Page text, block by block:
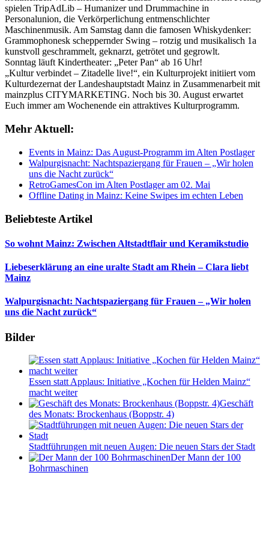
spielen TripAdLib – Humanizer und Drummachine in
Personalunion, die Verkörperlichung entmenschlichter
Maschinenmusik. Am Samstag dann die famosen Whiskydenker:
Grammophonesk scheppernder Swing – rotzig und musikalisch 1a
kunstvoll geschrammelt, geknarzt, getrötet und gegrowlt.
Sonntag läuft Kindertheater: „Peter Pan“ ab 16 Uhr!
„Kultur verbindet – Zitadelle live!“, ein Kulturprojekt initiiert vom
Kulturdezernat der Landeshauptstadt Mainz in Zusammenarbeit mit
mainzplus CITYMARKETING. Noch bis 30. August erwartet
Euch immer am Wochenende ein attraktives Kulturprogramm.
Mehr Aktuell:
Events in Mainz: Das August-Programm im Alten Postlager
Walpurgisnacht: Nachtspaziergang für Frauen – „Wir holen
uns die Nacht zurück“
RetroGamesCon im Alten Postlager am 02. Mai
Offline Dating in Mainz: Keine Swipes im echten Leben
Beliebteste Artikel
So wohnt Mainz: Zwischen Altstadtflair und Keramikstudio
Liebeserklärung an eine uralte Stadt am Rhein – Clara liebt
Mainz
Walpurgisnacht: Nachtspaziergang für Frauen – „Wir holen
uns die Nacht zurück“
Bilder
Essen statt Applaus: Initiative „Kochen für Helden Mainz“
macht weiter
Geschäft
des Monats: Brockenhaus (Boppstr. 4)
Stadtführungen mit neuen Augen: Die neuen Stars der Stadt
Der Mann der 100
Bohrmaschinen